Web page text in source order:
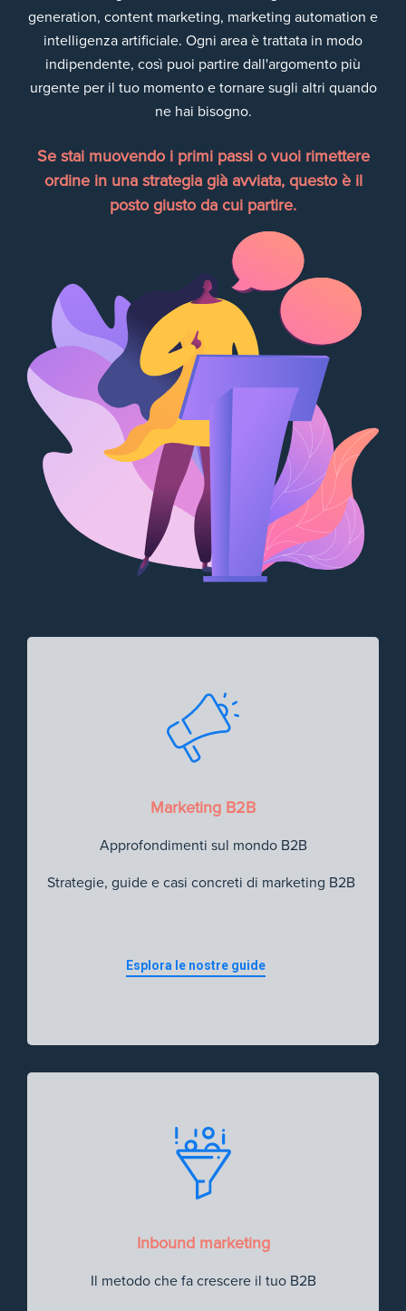
generation, content marketing, marketing automation e
intelligenza artificiale. Ogni area è trattata in modo
indipendente, così puoi partire dall'argomento più
urgente per il tuo momento e tornare sugli altri quando
ne hai bisogno.
Se stai muovendo i primi passi o vuoi rimettere
ordine in una strategia già avviata, questo è il
posto giusto da cui partire.
Marketing B2B
Approfondimenti sul mondo B2B
Strategie, guide e casi concreti di marketing B2B
Esplora le nostre guide
Inbound marketing
Il metodo che fa crescere il tuo B2B